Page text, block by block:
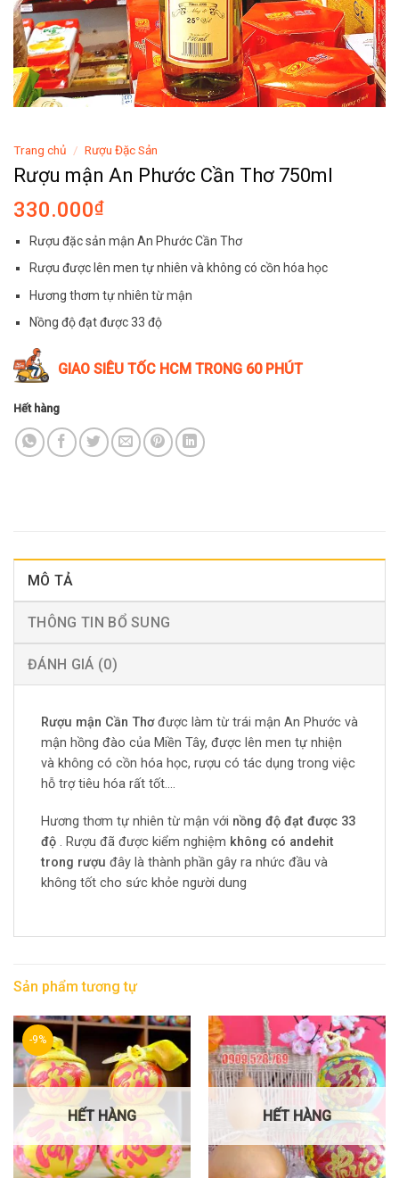
Trang chủ / Rượu Đặc Sản
Rượu mận An Phước Cần Thơ 750ml
330.000₫
Rượu đặc sản mận An Phước Cần Thơ
Rượu được lên men tự nhiên và không có cồn hóa học
Hương thơm tự nhiên từ mận
Nồng độ đạt được 33 độ
GIAO SIÊU TỐC HCM TRONG 60 PHÚT
Hết hàng
MÔ TẢ
THÔNG TIN BỔ SUNG
ĐÁNH GIÁ (0)
Rượu mận Cần Thơđược làm từ trái mận An Phước và
mận hồng đào của Miền Tây, được lên men tự nhiện
và không có cồn hóa học, rượu có tác dụng trong việc
hỗ trợ tiêu hóa rất tốt….
Hương thơm tự nhiên từ mận với nồng độ đạt được 33
độ . Rượu đã được kiểm nghiệm không có andehit
trong rượu đây là thành phần gây ra nhức đầu và
không tốt cho sức khỏe người dung
Sản phẩm tương tự
-9%
HẾT HÀNG HẾT HÀNG